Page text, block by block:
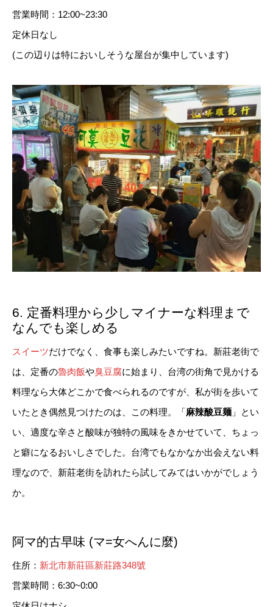
営業時間：12:00~23:30
定休日なし
(この辺りは特においしそうな屋台が集中しています)
6. 定番料理から少しマイナーな料理まで
なんでも楽しめる
スイーツだけでなく、食事も楽しみたいですね。新莊老街で
は、定番の魯肉飯や臭豆腐に始まり、台湾の街角で見かける
料理なら大体どこかで食べられるのですが、私が街を歩いて
いたとき偶然見つけたのは、この料理。「麻辣酸豆麺 」とい
い、適度な辛さと酸味が独特の風味をきかせていて、ちょっ
と癖になるおいしさでした。台湾でもなかなか出会えない料
理なので、新莊老街を訪れたら試してみてはいかがでしょう
か。
阿マ的古早味 (マ=女へんに麼)
住所： 新北市新莊區新莊路348號
営業時間：6:30~0:00